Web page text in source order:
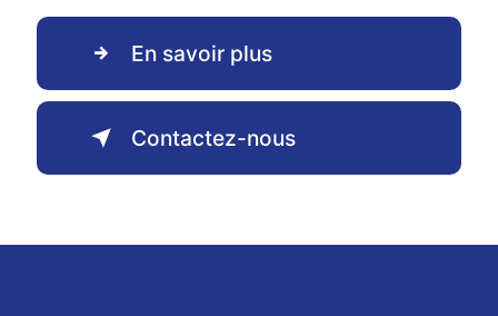
En savoir plus
Contactez-nous